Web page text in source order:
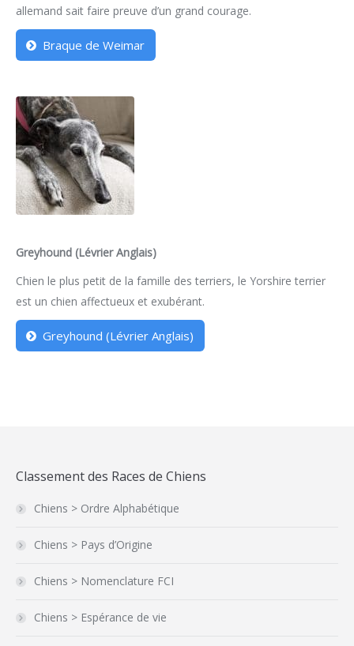
allemand sait faire preuve d’un grand courage.
Braque de Weimar
Greyhound (Lévrier Anglais)
Chien le plus petit de la famille des terriers, le Yorshire terrier
est un chien affectueux et exubérant.
Greyhound (Lévrier Anglais)
Classement des Races de Chiens
Chiens > Ordre Alphabétique
Chiens > Pays d’Origine
Chiens > Nomenclature FCI
Chiens > Espérance de vie